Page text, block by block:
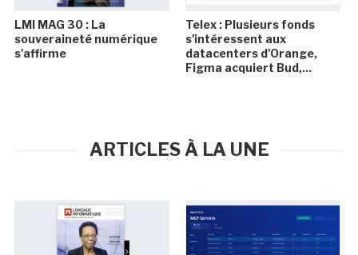
LMI MAG 30 : La
souveraineté numérique
s'affirme
Telex : Plusieurs fonds
s'intéressent aux
datacenters d'Orange,
Figma acquiert Bud,...
ARTICLES À LA UNE